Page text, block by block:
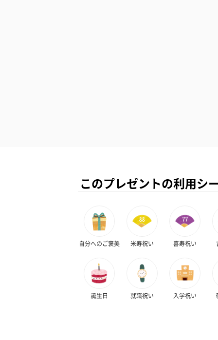
このプレゼントの利用シ
自分へのご褒美 米寿祝い 喜寿祝い
誕生日 就職祝い 入学祝い